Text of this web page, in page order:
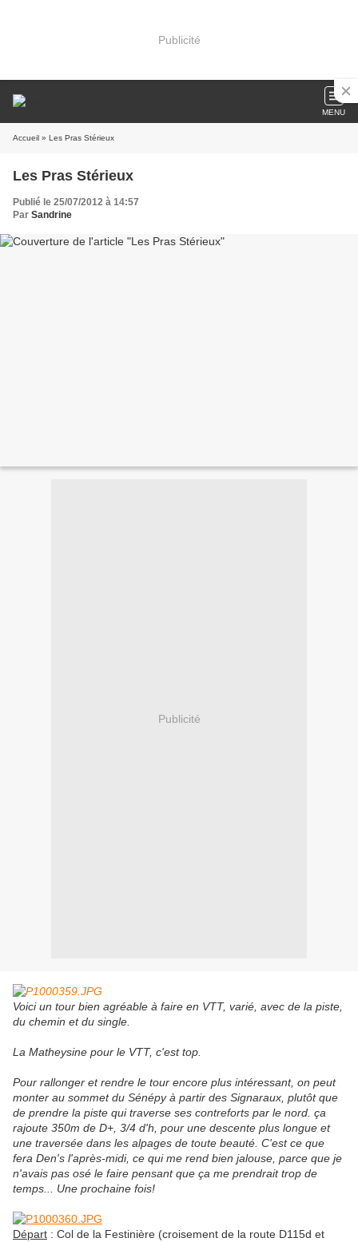
Publicité
MENU
Accueil » Les Pras Stérieux
Les Pras Stérieux
Publié le 25/07/2012 à 14:57
Par Sandrine
Publicité
Voici un tour bien agréable à faire en VTT, varié, avec de la piste,
du chemin et du single.
La Matheysine pour le VTT, c'est top.
Pour rallonger et rendre le tour encore plus intéressant, on peut
monter au sommet du Sénépy à partir des Signaraux, plutôt que
de prendre la piste qui traverse ses contreforts par le nord. ça
rajoute 350m de D+, 3/4 d'h, pour une descente plus longue et
une traversée dans les alpages de toute beauté. C'est ce que
fera Den's l'après-midi, ce qui me rend bien jalouse, parce que je
n'avais pas osé le faire pensant que ça me prendrait trop de
temps... Une prochaine fois!
Départ : Col de la Festinière (croisement de la route D115d et